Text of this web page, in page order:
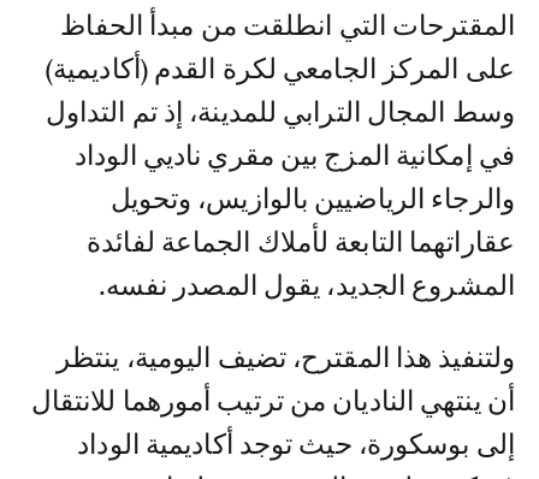
المقترحات التي انطلقت من مبدأ الحفاظ
على المركز الجامعي لكرة القدم (أكاديمية)
وسط المجال الترابي للمدينة، إذ تم التداول
في إمكانية المزج بين مقري ناديي الوداد
والرجاء الرياضيين بالوازيس، وتحويل
عقاراتهما التابعة لأملاك الجماعة لفائدة
المشروع الجديد، يقول المصدر نفسه.
ولتنفيذ هذا المقترح، تضيف اليومية، ينتظر
أن ينتهي الناديان من ترتيب أمورهما للانتقال
إلى بوسكورة، حيث توجد أكاديمية الوداد